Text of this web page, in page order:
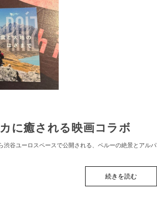
に癒される映画コラボ
谷ユーロスペースで公開される、ペルーの絶景とアルパ
続きを読む